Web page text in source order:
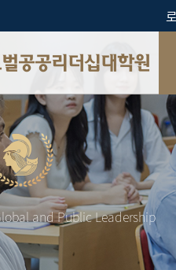
공공리더십대학원
and Public Leadership